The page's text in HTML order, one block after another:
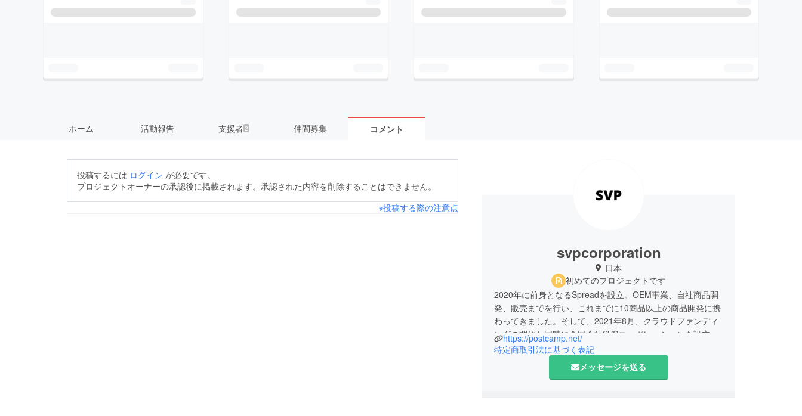
ホーム 活動報告 支援者2 仲間募集 コメント
投稿するには ログイン が必要です。
プロジェクトオーナーの承認後に掲載されます。承認された内容を削除することはできません。
※投稿する際の注意点
svpcorporation
日本
初めてのプロジェクトです
2020年に前身となるSpreadを設立。OEM事業、自社商品開
発、販売までを行い、これまでに10商品以上の商品開発に携
わってきました。そして、2021年8月、クラウドファンディ
ングの開始と同時に合同会社SVPコーポレーションを設立し
ました。私達は、これからも多くの商品開発をし、皆様に新
しい体験をお届けできるよう努めてまいります。どうぞよろ
しくお願い致します。
https://postcamp.net/
特定商取引法に基づく表記
メッセージを送る